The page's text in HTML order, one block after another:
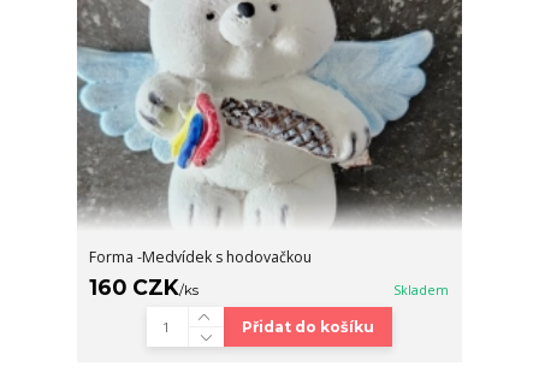
Forma -Medvídek s hodovačkou
160 CZK/ks Skladem
Přidat do košíku